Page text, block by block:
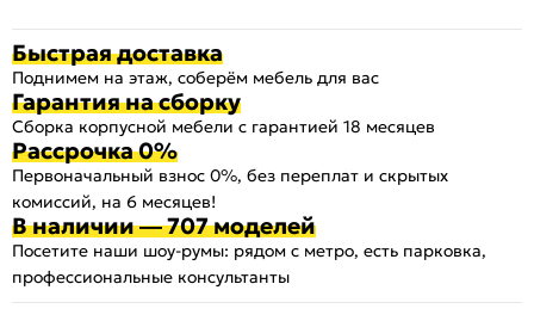
Быстрая доставка
Поднимем на этаж, соберём мебель для вас
Гарантия на сборку
Сборка корпусной мебели с гарантией 18 месяцев
Рассрочка 0%
Первоначальный взнос 0%, без переплат и скрытых
комиссий, на 6 месяцев!
В наличии — 707 моделей
Посетите наши шоу-румы: рядом с метро, есть парковка,
профессиональные консультанты